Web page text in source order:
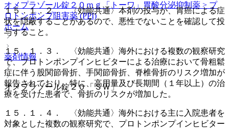
オメプラゾール錠２０ｍｇ「トーワ」
胃酸分泌抑制薬 > プ
ロトンポンプ阻害薬 (PPI)
ホーム
薬剤情報
オメプラゾール錠２０「ＳＷ」
１５．１．２． 〈効能共通〉本剤の投与が、胃癌による症
状を隠蔽することがあるので、悪性でないことを確認して投
与すること。
１５．１．３． 〈効能共通〉海外における複数の観察研究
で、プロトンポンプインヒビターによる治療において骨粗鬆
症に伴う股関節骨折、手関節骨折、脊椎骨折のリスク増加が
報告されており、特に、高用量及び長期間（１年以上）の治
療を受けた患者で、骨折のリスクが増加した。
１５．１．４． 〈効能共通〉海外における主に入院患者を
対象とした複数の観察研究で、プロトンポンプインヒビター